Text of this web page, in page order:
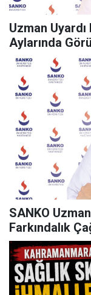
Uzman
Aylarında
SANKO
Farkındalık